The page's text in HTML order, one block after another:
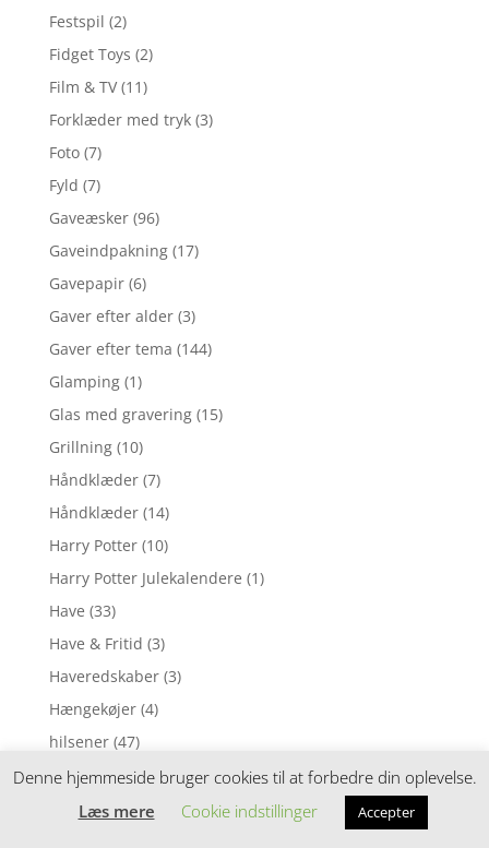
Festspil (2)
Fidget Toys (2)
Film & TV (11)
Forklæder med tryk (3)
Foto (7)
Fyld (7)
Gaveæsker (96)
Gaveindpakning (17)
Gavepapir (6)
Gaver efter alder (3)
Gaver efter tema (144)
Glamping (1)
Glas med gravering (15)
Grillning (10)
Håndklæder (7)
Håndklæder (14)
Harry Potter (10)
Harry Potter Julekalendere (1)
Have (33)
Have & Fritid (3)
Haveredskaber (3)
Hængekøjer (4)
hilsener (47)
Hjem & Køkken (151)
Højtalere & Headset (1)
Denne hjemmeside bruger cookies til at forbedre din oplevelse.
Læs mere
Cookie indstillinger Accepter